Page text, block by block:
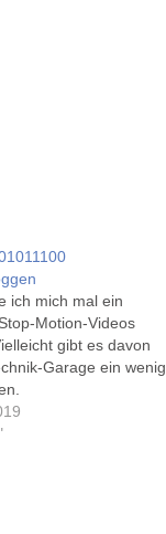
ich mich mal ein
Motion-Videos
gibt es davon
Garage ein wenig